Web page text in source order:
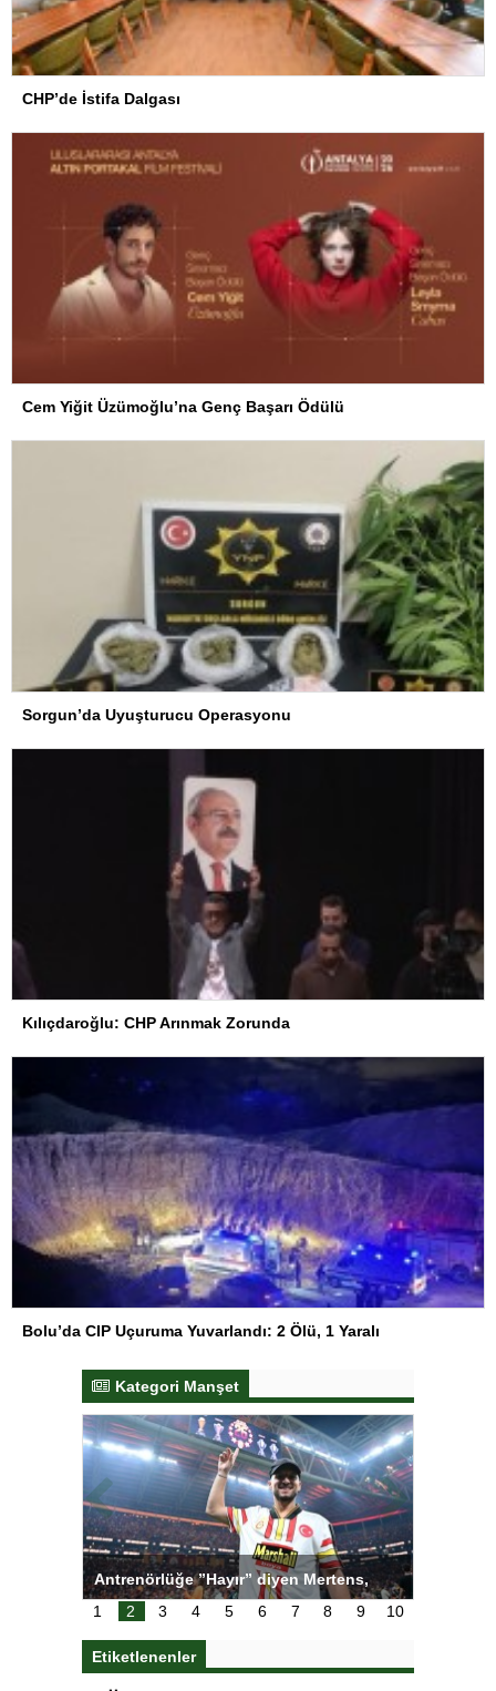
CHP’de İstifa Dalgası
Cem Yiğit Üzümoğlu’na Genç Başarı Ödülü
Sorgun’da Uyuşturucu Operasyonu
Kılıçdaroğlu: CHP Arınmak Zorunda
Bolu’da CIP Uçuruma Yuvarlandı: 2 Ölü, 1 Yaralı
Kategori Manşet
Salihli Sporcuları Kuraş’ta Gururlandırdı
1 2 3 4 5 6 7 8 9 10
Etiketlenenler